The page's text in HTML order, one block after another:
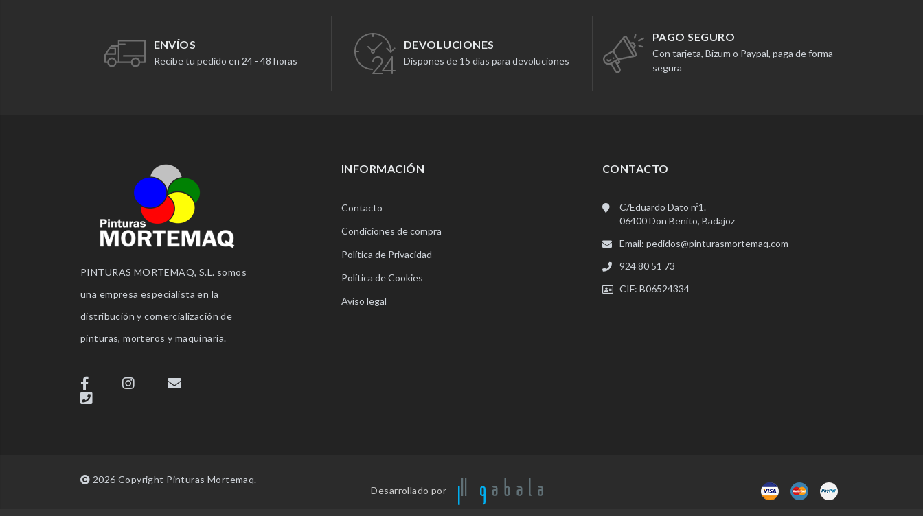
ENVÍOS
Recibe tu pedido en 24 - 48 horas
DEVOLUCIONES
Dispones de 15 días para devoluciones
PAGO SEGURO
Con tarjeta, Bizum o Paypal, paga de forma
segura
PINTURAS MORTEMAQ, S.L. somos
una empresa especialista en la
distribución y comercialización de
pinturas, morteros y maquinaria.
INFORMACIÓN
Contacto
Condiciones de compra
Política de Privacidad
Política de Cookies
Aviso legal
CONTACTO
C/Eduardo Dato nº1.
06400 Don Benito, Badajoz
Email: pedidos@pinturasmortemaq.com
924 80 51 73
CIF: B06524334
2026 Copyright Pinturas Mortemaq.
Desarrollado por